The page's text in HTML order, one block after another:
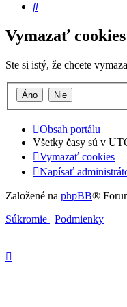
Hľadať
Vymazať cookies
Ste si istý, že chcete
Obsah portálu
Všetky časy sú v
Vymazať cookies
Napísať
Založené na phpBB®
Súkromie | Podmienky